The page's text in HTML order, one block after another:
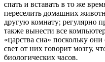
спать и вставать в то же
переселить домашних
другую комнату; регулярно
также вынести все
«царства сна» поскольку
свет от них говорит мозгу,
биологических часов.